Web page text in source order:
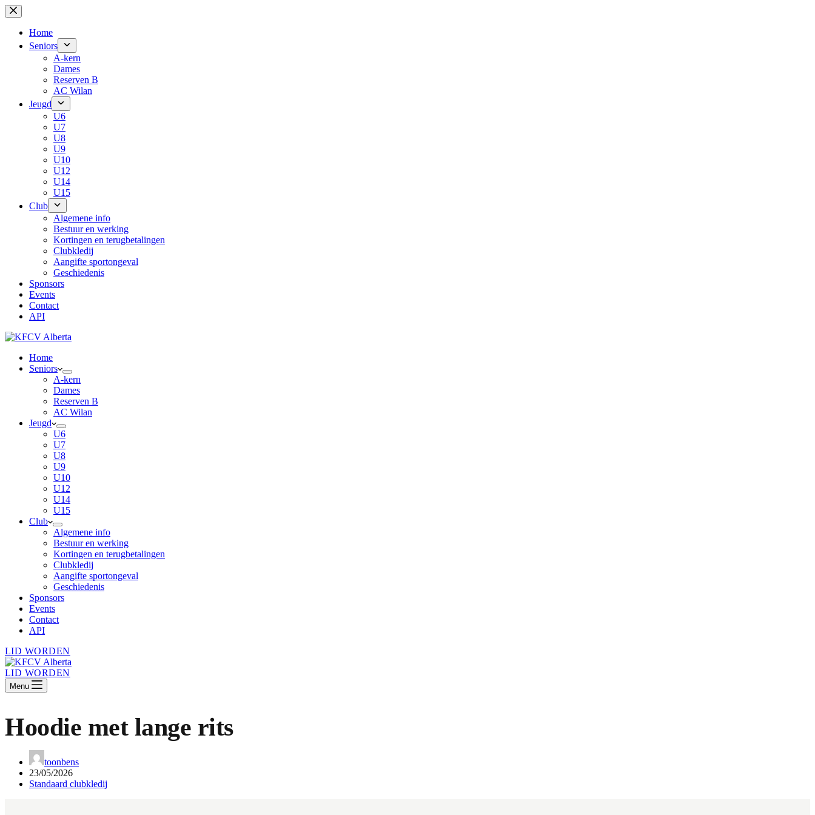
Skip
to
contentHome
Seniors
A-kern
Dames
Reserven B
AC Wilan
Jeugd
U6
U7
U8
U9
U10
U12
U14
U15
Club
Algemene info
Bestuur en werking
Kortingen en terugbetalingen
Clubkledij
Aangifte sportongeval
Geschiedenis
Sponsors
Events
Contact
API
Home
Seniors
A-kern
Dames
Reserven B
AC Wilan
Jeugd
U6
U7
U8
U9
U10
U12
U14
U15
Club
Algemene info
Bestuur en werking
Kortingen en terugbetalingen
Clubkledij
Aangifte sportongeval
Geschiedenis
Sponsors
Events
Contact
API
LID WORDEN
LID WORDEN
Menu
Hoodie met lange rits
toonbens
23/05/2026
Standaard clubkledij